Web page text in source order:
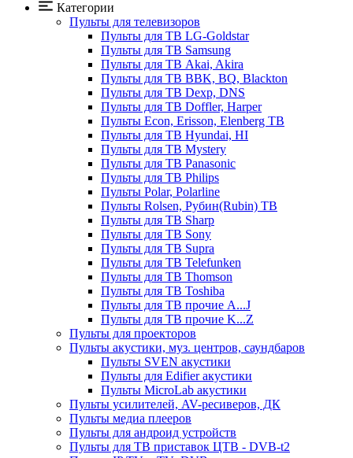
Категории
Пульты для телевизоров
Пульты для ТВ LG-Goldstar
Пульты для ТВ Samsung
Пульты для ТВ Akai, Akira
Пульты для ТВ BBK, BQ, Blackton
Пульты для ТВ Dexp, DNS
Пульты для ТВ Doffler, Harper
Пульты Econ, Erisson, Elenberg ТВ
Пульты для ТВ Hyundai, HI
Пульты для ТВ Mystery
Пульты для ТВ Panasonic
Пульты для ТВ Philips
Пульты Polar, Polarline
Пульты Rolsen, Рубин(Rubin) ТВ
Пульты для ТВ Sharp
Пульты для ТВ Sony
Пульты для ТВ Supra
Пульты для ТВ Telefunken
Пульты для ТВ Thomson
Пульты для ТВ Toshiba
Пульты для ТВ прочие A...J
Пульты для ТВ прочие K...Z
Пульты для проекторов
Пульты акустики, муз. центров, саундбаров
Пульты SVEN акустики
Пульты для Edifier акустики
Пульты MicroLab акустики
Пульты усилителей, AV-ресиверов, ДК
Пульты медиа плееров
Пульты для андроид устройств
Пульты для ТВ приставок ЦТВ - DVB-t2